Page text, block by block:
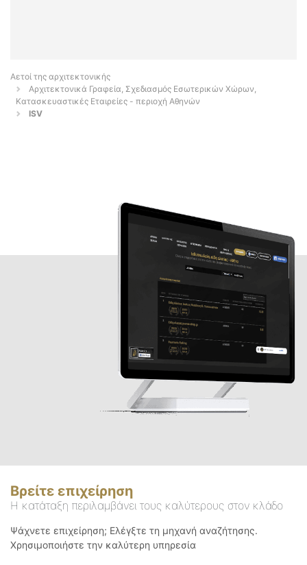
Αετοί της αρχιτεκτονικής
Αρχιτεκτονικά Γραφεία, Σχεδιασμός Εσωτερικών Χώρων,
Κατασκευαστικές Εταιρείες - περιοχή Αθηνών
ISV
Βρείτε επιχείρηση
Η κατάταξη περιλαμβάνει τους καλύτερους στον κλάδο
Ψάχνετε επιχείρηση; Ελέγξτε τη μηχανή αναζήτησης.
Χρησιμοποιήστε την καλύτερη υπηρεσία